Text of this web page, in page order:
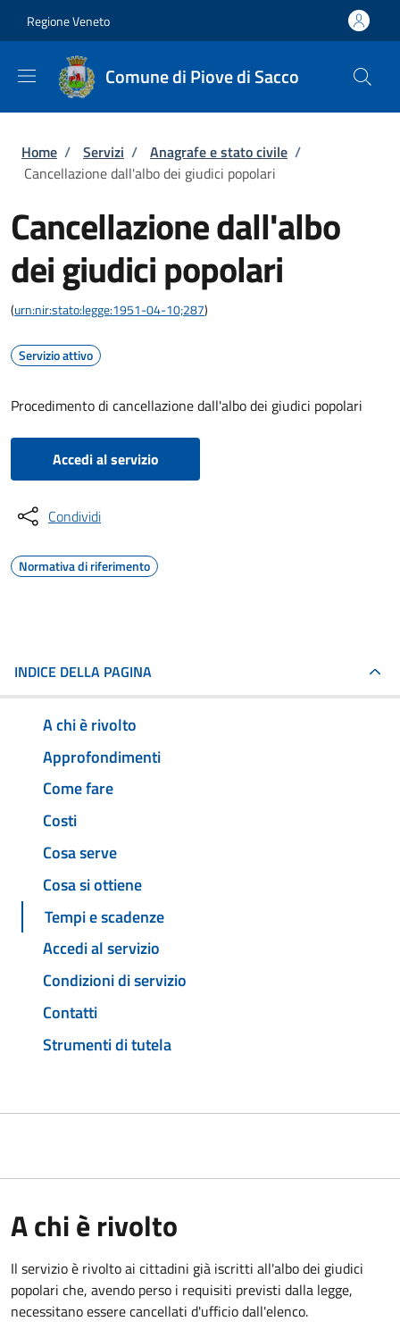
Regione Veneto
Comune di Piove di Sacco
Briciole di pane
Home / Servizi / Anagrafe e stato civile /
Cancellazione dall'albo dei giudici popolari
Cancellazione dall'albo
dei giudici popolari
(urn:nir:stato:legge:1951-04-10;287)
Servizio attivo
Procedimento di cancellazione dall'albo dei giudici popolari
Accedi al servizio
Condividi
Normativa di riferimento
INDICE DELLA PAGINA
A chi è rivolto
Approfondimenti
Come fare
Costi
Cosa serve
Cosa si ottiene
Tempi e scadenze
Accedi al servizio
Condizioni di servizio
Contatti
Strumenti di tutela
A chi è rivolto
Il servizio è rivolto ai cittadini già iscritti all'albo dei giudici
popolari che, avendo perso i requisiti previsti dalla legge,
necessitano essere cancellati d'ufficio dall'elenco.